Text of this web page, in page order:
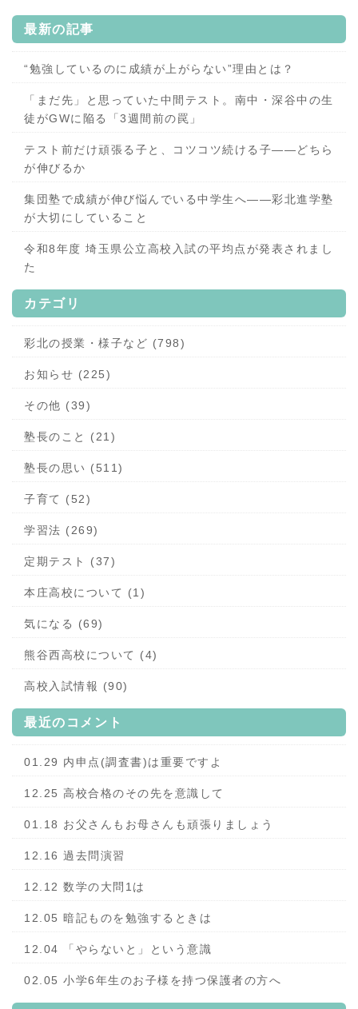
最新の記事
“勉強しているのに成績が上がらない”理由とは？
「まだ先」と思っていた中間テスト。南中・深谷中の生
徒がGWに陥る「3週間前の罠」
テスト前だけ頑張る子と、コツコツ続ける子——どちら
が伸びるか
集団塾で成績が伸び悩んでいる中学生へ——彩北進学塾
が大切にしていること
令和8年度 埼玉県公立高校入試の平均点が発表されまし
た
カテゴリ
彩北の授業・様子など (798)
お知らせ (225)
その他 (39)
塾長のこと (21)
塾長の思い (511)
子育て (52)
学習法 (269)
定期テスト (37)
本庄高校について (1)
気になる (69)
熊谷西高校について (4)
高校入試情報 (90)
最近のコメント
01.29 内申点(調査書)は重要ですよ
12.25 高校合格のその先を意識して
01.18 お父さんもお母さんも頑張りましょう
12.16 過去問演習
12.12 数学の大問1は
12.05 暗記ものを勉強するときは
12.04 「やらないと」という意識
02.05 小学6年生のお子様を持つ保護者の方へ